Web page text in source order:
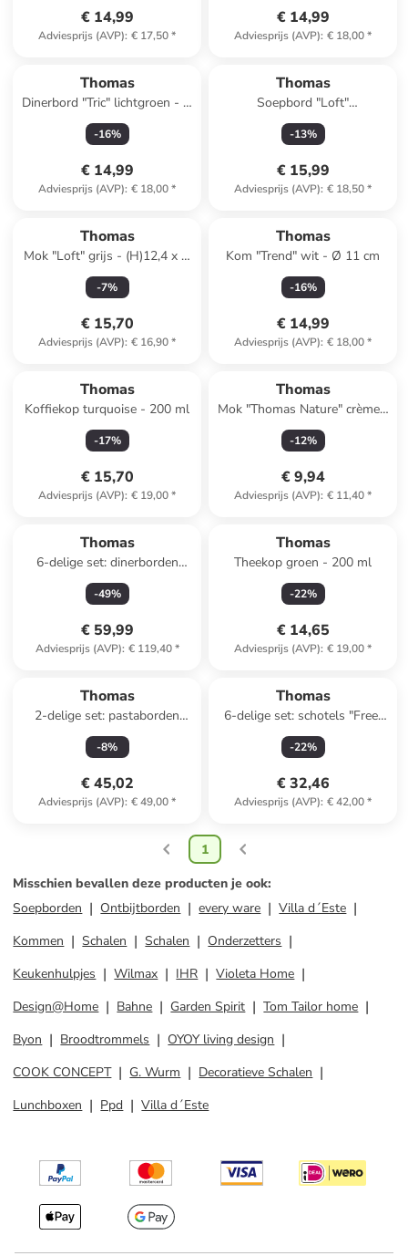
€ 14,99
Adviesprijs (AVP): € 17,50*
€ 14,99
Adviesprijs (AVP): € 18,00*
Thomas
Dinerbord "Tric" lichtgroen - Ø
27 cm
-16%
€ 14,99
Adviesprijs (AVP): € 18,00*
Thomas
Soepbord "Loft"
donkerblauw/turquoise - Ø 24
cm
-13%
€ 15,99
Adviesprijs (AVP): € 18,50*
Thomas
Mok "Loft" grijs - (H)12,4 x Ø
7,5 cm
-7%
€ 15,70
Adviesprijs (AVP): € 16,90*
Thomas
Kom "Trend" wit - Ø 11 cm
-16%
€ 14,99
Adviesprijs (AVP): € 18,00*
Thomas
Koffiekop turquoise - 200 ml
-17%
€ 15,70
Adviesprijs (AVP): € 19,00*
Thomas
Mok "Thomas Nature" crème -
(H)9,6 x Ø 8,2 cm
-12%
€ 9,94
Adviesprijs (AVP): € 11,40*
Thomas
6-delige set: dinerborden
"Thomas Nature" blauw -
(H)3,5 x Ø 26,7 cm
-49%
€ 59,99
Adviesprijs (AVP): € 119,40*
Thomas
Theekop groen - 200 ml
-22%
€ 14,65
Adviesprijs (AVP): € 19,00*
Thomas
2-delige set: pastaborden
"Trend" wit - (H)5,9 x Ø 30 cm
-8%
€ 45,02
Adviesprijs (AVP): € 49,00*
Thomas
6-delige set: schotels "Free"
wit - (H)2,1 x Ø 16 cm
-22%
€ 32,46
Adviesprijs (AVP): € 42,00*
1
Misschien bevallen deze producten je ook:
Soepborden
Ontbijtborden every ware
Villa d´Este
Kommen
Schalen Schalen
Onderzetters
Keukenhulpjes
Wilmax IHR
Violeta Home
Design@Home
Bahne Garden Spirit
Tom Tailor home
Byon
Broodtrommels
OYOY living design
COOK CONCEPT
G. Wurm
Decoratieve Schalen
Lunchboxen
Ppd Villa d´Este